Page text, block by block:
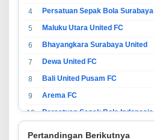
4
Persatuan Sepak Bola Surabaya
5
Maluku Utara United FC
6
Bhayangkara Surabaya United
7
Dewa United FC
8
Bali United Pusam FC
9
Arema FC
10
Pertandingan Berikutnya